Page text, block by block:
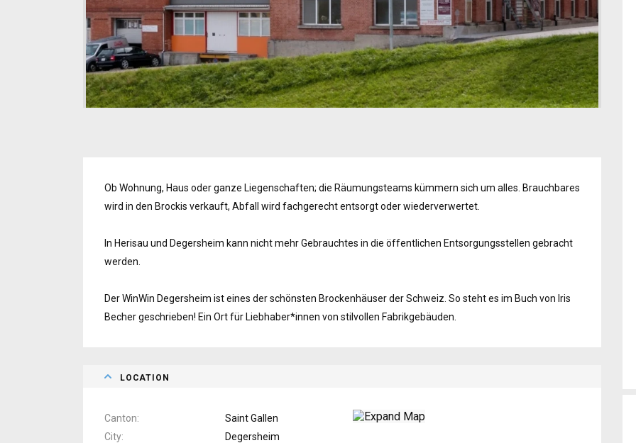
Ob Wohnung, Haus oder ganze Liegenschaften; die Räumungsteams kümmern sich um alles. Brauchbares
wird in den Brockis verkauft, Abfall wird fachgerecht entsorgt oder wiederverwertet.
In Herisau und Degersheim kann nicht mehr Gebrauchtes in die öffentlichen Entsorgungsstellen gebracht
werden.
Der WinWin Degersheim ist eines der schönsten Brockenhäuser der Schweiz. So steht es im Buch von Iris
Becher geschrieben! Ein Ort für Liebhaber*innen von stilvollen Fabrikgebäuden.
LOCATION
Canton
Saint Gallen
City
Degersheim